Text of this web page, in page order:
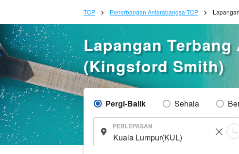
TOP Penerbangan Antarabangsa TOP
Lapangan
(Kingsford Smith)
Pergi-Balik Sehala
PERLEPASAN